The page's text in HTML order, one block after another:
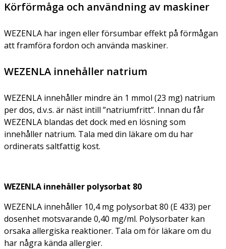
Körförmåga och användning av maskiner
WEZENLA har ingen eller försumbar effekt på förmågan
att framföra fordon och använda maskiner.
WEZENLA innehåller natrium
WEZENLA innehåller mindre än 1 mmol (23 mg) natrium
per dos, d.v.s. är näst intill ”natriumfritt”. Innan du får
WEZENLA blandas det dock med en lösning som
innehåller natrium. Tala med din läkare om du har
ordinerats saltfattig kost.
WEZENLA innehåller polysorbat 80
WEZENLA innehåller 10,4 mg polysorbat 80 (E 433) per
dosenhet motsvarande 0,40 mg/ml. Polysorbater kan
orsaka allergiska reaktioner. Tala om för läkare om du
har några kända allergier.